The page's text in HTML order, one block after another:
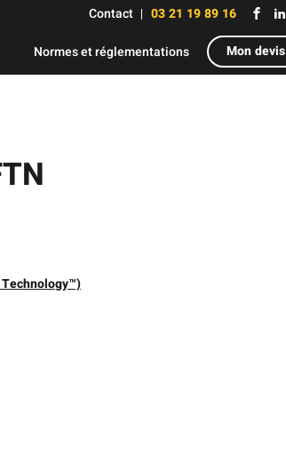
Contact 03 21 19 89 16
Normes et réglementations Mon devis